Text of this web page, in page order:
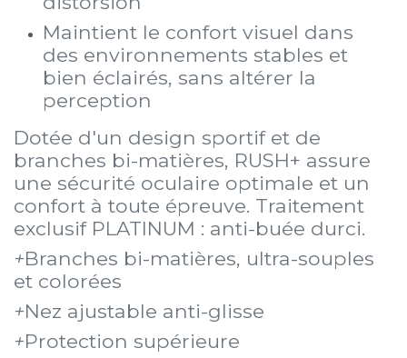
Maintient le confort visuel dans
des environnements stables et
bien éclairés, sans altérer la
perception
Dotée d'un design sportif et de
branches bi-matières, RUSH+ assure
une sécurité oculaire optimale et un
confort à toute épreuve. Traitement
exclusif PLATINUM : anti-buée durci.
+Branches bi-matières, ultra-souples
et colorées
+Nez ajustable anti-glisse
+Protection supérieure